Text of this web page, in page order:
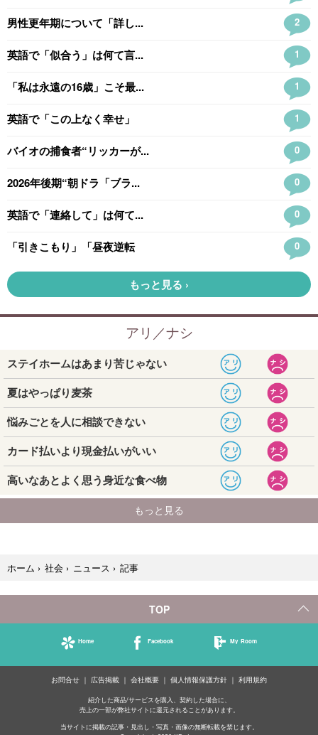
ホーム › 社会 › ニュース › 記事
TOP
Home Facebook My Room
お問合せ 広告掲載 会社概要 個人情報保護方針 利用規約
紹介した商品/サービスを購入、契約した場合に、
売上の一部が弊社サイトに還元されることがあります。
当サイトに掲載の記事・見出し・写真・画像の無断転載を禁じます。